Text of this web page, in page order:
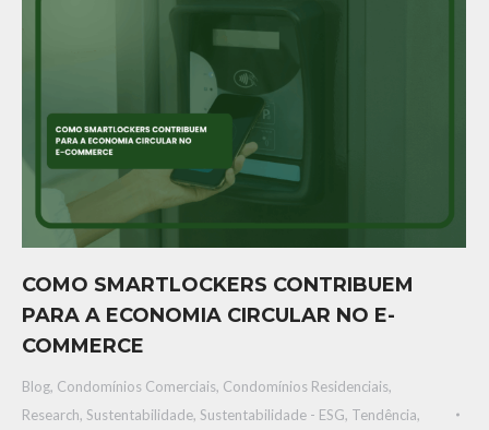
COMO SMARTLOCKERS CONTRIBUEM
PARA A ECONOMIA CIRCULAR NO E-
COMMERCE
Blog, Condomínios Comerciais, Condomínios Residenciais,
Research, Sustentabilidade, Sustentabilidade - ESG, Tendência,